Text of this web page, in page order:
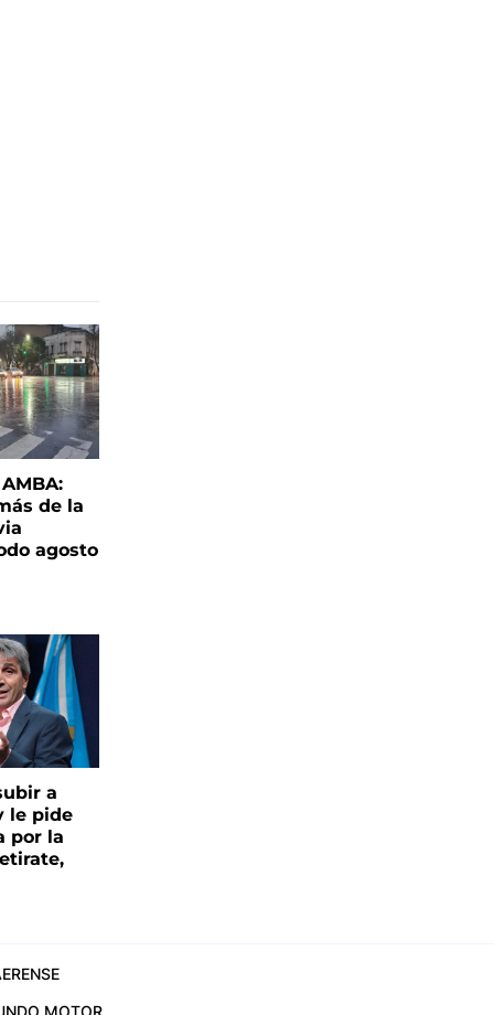
de la
agosto
a
le pide
por la
MOTOR